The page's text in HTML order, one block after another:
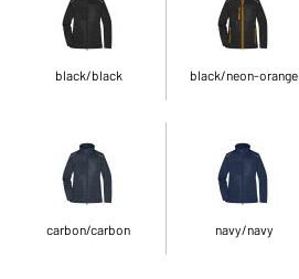
black/black black/neon-orange
carbon/carbon navy/navy